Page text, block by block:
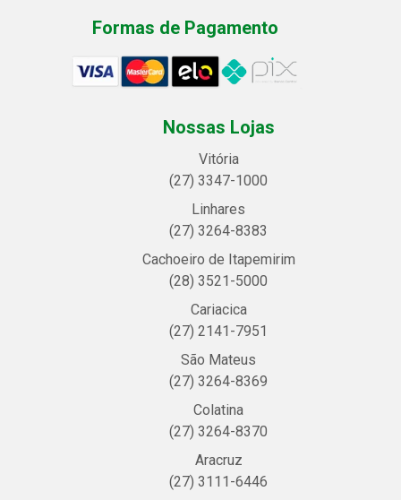
Formas de Pagamento
Nossas Lojas
Vitória
(27) 3347-1000
Linhares
(27) 3264-8383
Cachoeiro de Itapemirim
(28) 3521-5000
Cariacica
(27) 2141-7951
São Mateus
(27) 3264-8369
Colatina
(27) 3264-8370
Aracruz
(27) 3111-6446